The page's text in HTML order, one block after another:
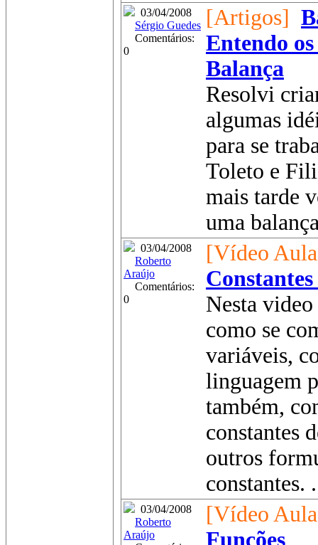
03/04/2008
Sérgio Guedes
Comentários:
0
[Artigos]
Entendo
Balança
Resolvi
algumas
para se
Toleto e
mais tarde
uma
03/04/2008
Roberto
Araújo
Comentários:
0
[Vídeo
Nesta video
como se
variáveis,
linguagem
também,
constantes
outros
constantes.
03/04/2008
Roberto
Araújo
[Vídeo
Funções